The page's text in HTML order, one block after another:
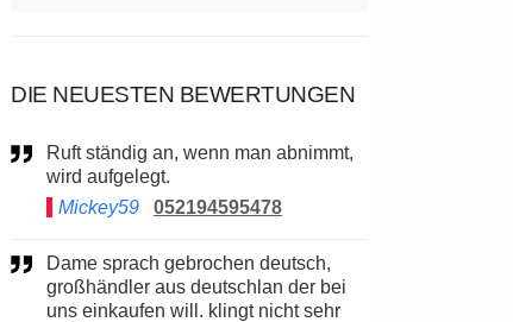
DIE NEUESTEN BEWERTUNGEN
Ruft ständig an, wenn man abnimmt,
wird aufgelegt.
Mickey59
052194595478
Dame sprach gebrochen deutsch,
großhändler aus deutschlan der bei
uns einkaufen will. klingt nicht sehr